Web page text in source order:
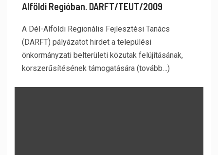
Alföldi Regióban. DARFT/TEUT/2009
A Dél-Alföldi Regionális Fejlesztési Tanács
(DARFT) pályázatot hirdet a települési
önkormányzati belterületi közutak felújításának,
korszerűsítésének támogatására (tovább…)